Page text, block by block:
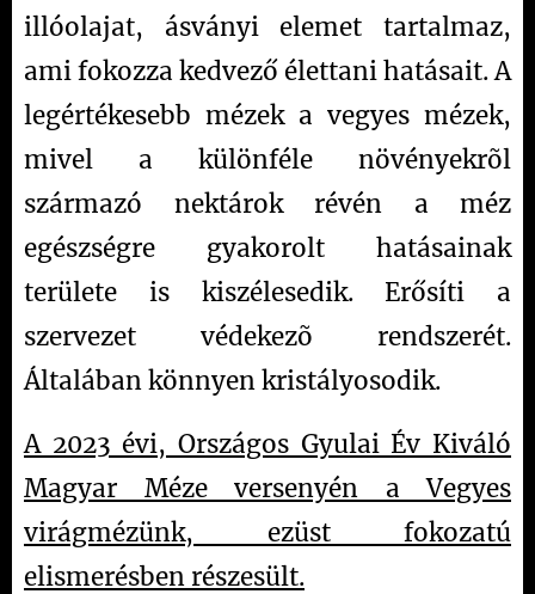
illóolajat, ásványi elemet tartalmaz,
ami fokozza kedvező élettani hatásait. A
legértékesebb mézek a vegyes mézek,
mivel a különféle növényekrõl
származó nektárok révén a méz
egészségre gyakorolt hatásainak
területe is kiszélesedik. Erősíti a
szervezet védekezõ rendszerét.
Általában könnyen kristályosodik.
A 2023 évi, Országos Gyulai Év Kiváló
Magyar Méze versenyén a Vegyes
virágmézünk, ezüst fokozatú
elismerésben részesült.